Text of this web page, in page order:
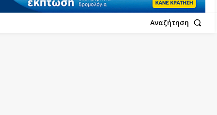
Αναζήτηση